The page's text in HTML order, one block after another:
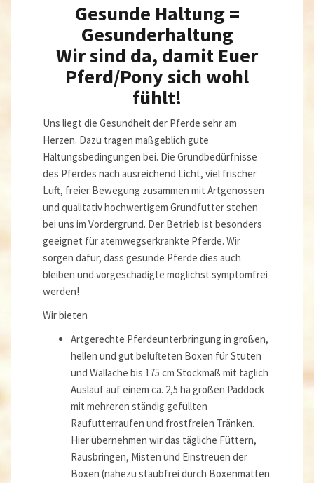
Gesunde Haltung =
Gesunderhaltung
Wir sind da, damit Euer
Pferd/Pony sich wohl
fühlt!
Uns liegt die Gesundheit der Pferde sehr am
Herzen. Dazu tragen maßgeblich gute
Haltungsbedingungen bei. Die Grundbedürfnisse
des Pferdes nach ausreichend Licht, viel frischer
Luft, freier Bewegung zusammen mit Artgenossen
und qualitativ hochwertigem Grundfutter stehen
bei uns im Vordergrund. Der Betrieb ist besonders
geeignet für atemwegserkrankte Pferde. Wir
sorgen dafür, dass gesunde Pferde dies auch
bleiben und vorgeschädigte möglichst symptomfrei
werden!
Wir bieten
Artgerechte Pferdeunterbringung in großen,
hellen und gut belüfteten Boxen für Stuten
und Wallache bis 175 cm Stockmaß mit täglich
Auslauf auf einem ca. 2,5 ha großen Paddock
mit mehreren ständig gefüllten
Raufutterraufen und frostfreien Tränken.
Hier übernehmen wir das tägliche Füttern,
Rausbringen, Misten und Einstreuen der
Boxen (nahezu staubfrei durch Boxenmatten